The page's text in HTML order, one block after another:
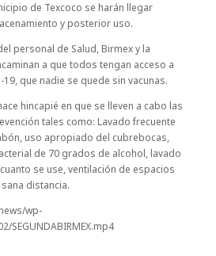
de Texcoco se harán llegar
y posterior uso.
personal de Salud, Birmex y la
a que todos tengan acceso a
que nadie se quede sin vacunas.
hincapié en que se lleven a cabo las
tales como: Lavado frecuente
uso apropiado del cubrebocas,
de 70 grados de alcohol, lavado
se use, ventilación de espacios
distancia.
wp-
SEGUNDABIRMEX.mp4